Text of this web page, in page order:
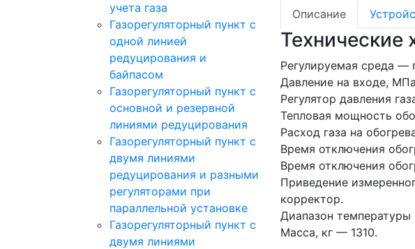
учета газа
Газорегуляторный пункт с
одной линией
редуцирования и
байпасом
Газорегуляторный пункт c
основной и резервной
линиями редуцирования
Газорегуляторный пункт с
двумя линиями
редуцирования и разными
регуляторами при
параллельной установке
Газорегуляторный пункт с
двумя линиями
Описание
Технические
Регулируемая среда —
Давление на входе,
Регулятор давления
Тепловая мощность
Расход газа на
Время отключения
Время отключения
Приведение
корректор.
Диапазон
Масса, кг — 1310.